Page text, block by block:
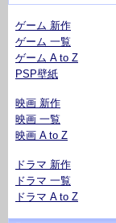
ゲーム 新作
ゲーム 一覧
ゲーム A to Z
PSP壁紙
映画 新作
映画 一覧
映画 A to Z
ドラマ 新作
ドラマ 一覧
ドラマ A to Z